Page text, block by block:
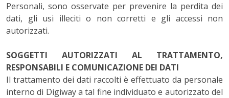
Personali, sono osservate per prevenire la perdita dei
dati, gli usi illeciti o non corretti e gli accessi non
autorizzati.
SOGGETTI AUTORIZZATI AL TRATTAMENTO,
RESPONSABILI E COMUNICAZIONE DEI DATI
Il trattamento dei dati raccolti è effettuato da personale
interno di Digiway a tal fine individuato e autorizzato del